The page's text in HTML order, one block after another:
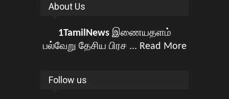
About Us
1TamilNewsஇணையதளம்
பல்வேறு தேசிய பிரச ... Read More
Follow us